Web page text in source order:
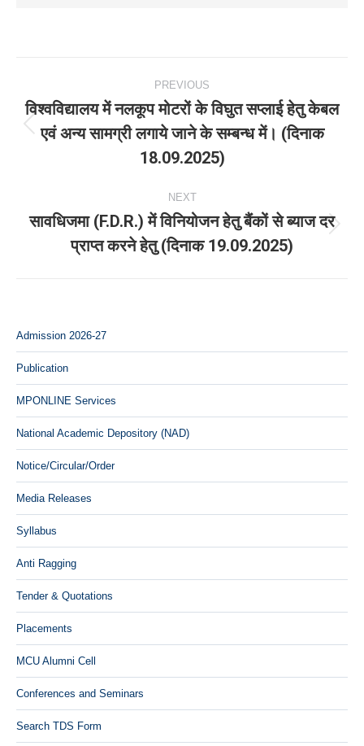
navigation
PREVIOUS
Previous
post:
विश्वविद्यालय में नलकूप मोटरों के विघुत सप्लाई हेतु केबल
एवं अन्य सामग्री लगाये जाने के सम्बन्ध में। (दिनाक
18.09.2025)
NEXT
post:
सावधिजमा (F.D.R.) में विनियोजन हेतु बैंकों से ब्याज दर
प्राप्त करने हेतु (दिनाक 19.09.2025)
Admission 2026-27
Publication
MPONLINE Services
National Academic Depository (NAD)
Notice/Circular/Order
Media Releases
Syllabus
Anti Ragging
Tender & Quotations
Placements
MCU Alumni Cell
Conferences and Seminars
Search TDS Form